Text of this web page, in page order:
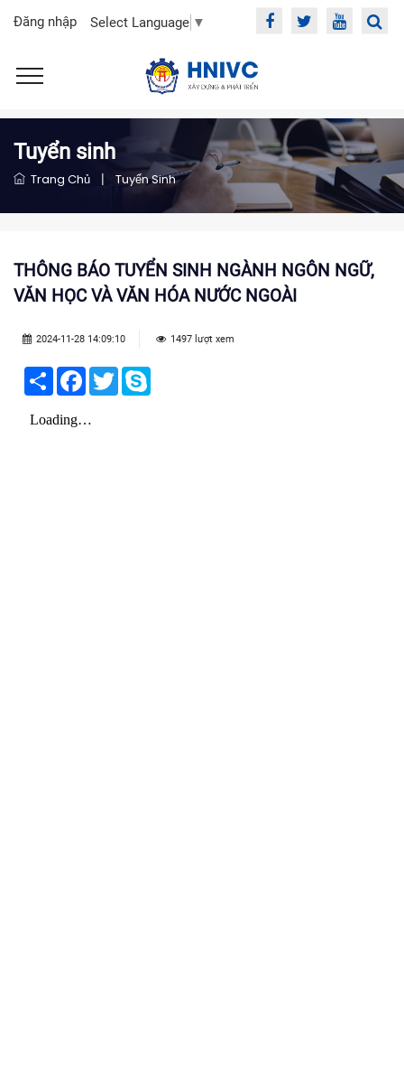
Đăng nhập Select Language ▼
Tuyển sinh
Trang Chủ | Tuyển Sinh
THÔNG BÁO TUYỂN SINH NGÀNH NGÔN NGỮ,
VĂN HỌC VÀ VĂN HÓA NƯỚC NGOÀI
2024-11-28 14:09:10 1497 lượt xem
Share Facebook
Twitter